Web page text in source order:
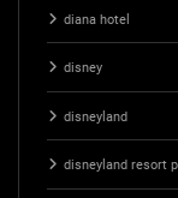
diana hotel
disney
disneyland
disneyland resort